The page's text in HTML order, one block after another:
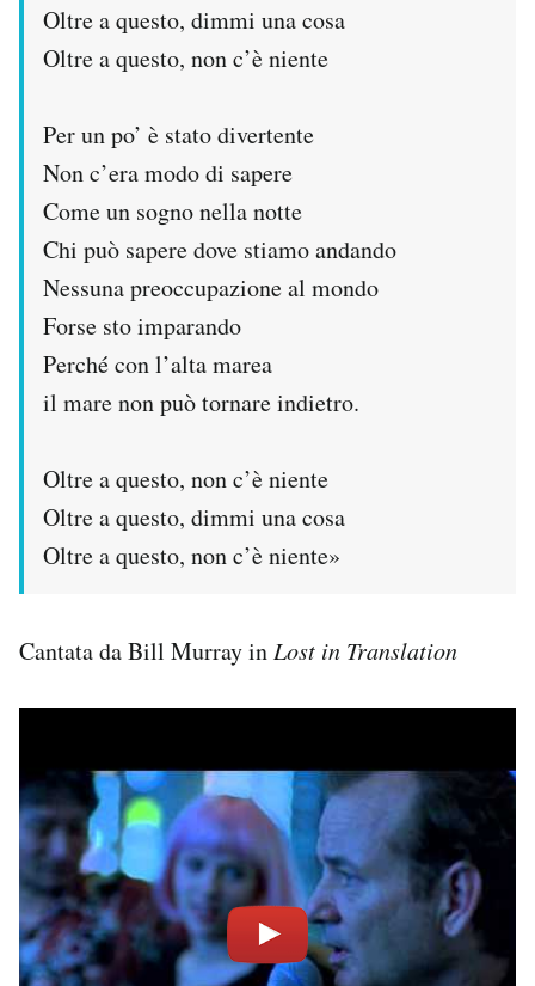
Oltre a questo, dimmi una cosa
Oltre a questo, non c’è niente
Per un po’ è stato divertente
Non c’era modo di sapere
Come un sogno nella notte
Chi può sapere dove stiamo andando
Nessuna preoccupazione al mondo
Forse sto imparando
Perché con l’alta marea
il mare non può tornare indietro.
Oltre a questo, non c’è niente
Oltre a questo, dimmi una cosa
Oltre a questo, non c’è niente»
Cantata da Bill Murray in Lost in Translation